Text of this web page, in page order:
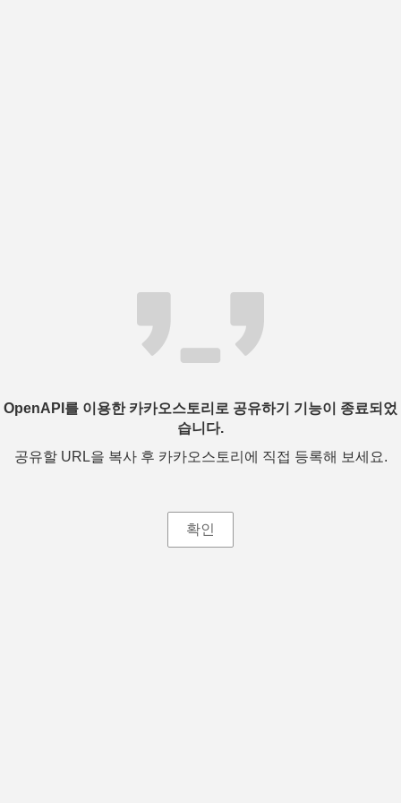
OpenAPI를 이용한 카카오스토리로 공유하기 기능이 종료되었
습니다.
공유할 URL을 복사 후 카카오스토리에 직접 등록해 보세요.
확인